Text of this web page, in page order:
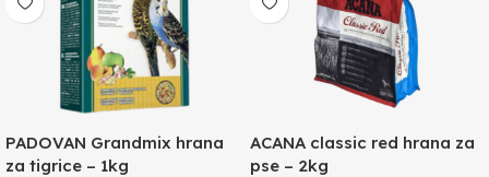
PADOVAN Grandmix hrana
za tigrice – 1kg
ACANA classic red hrana za
pse – 2kg